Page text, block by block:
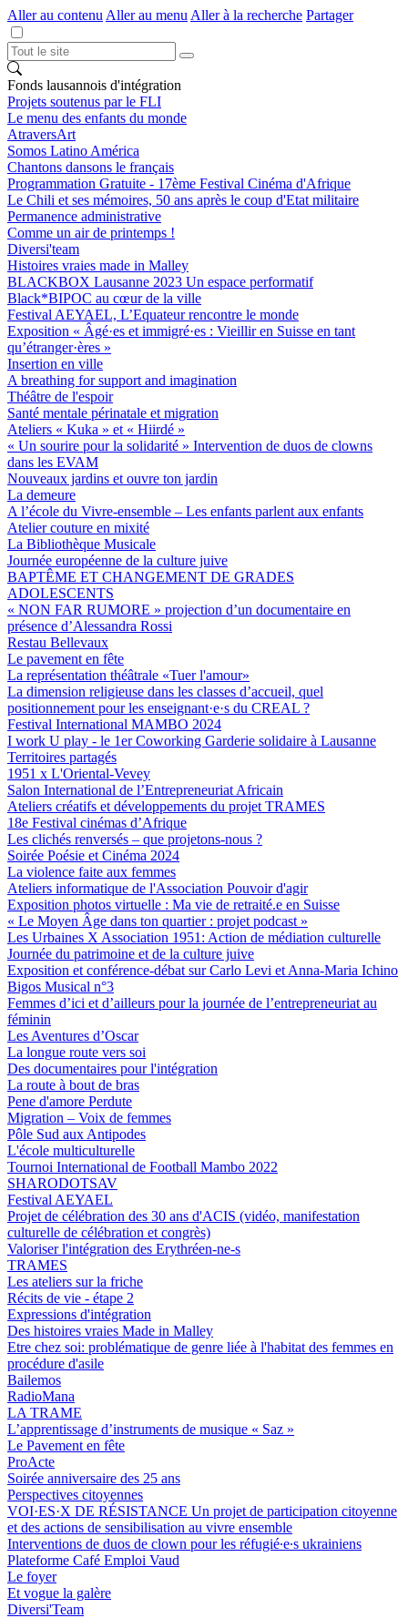
Aller au contenu Aller au menu Aller à la recherche Partager
Fonds lausannois d'intégration
Projets soutenus par le FLI
Le menu des enfants du monde
AtraversArt
Somos Latino América
Chantons dansons le français
Programmation Gratuite - 17ème Festival Cinéma d'Afrique
Le Chili et ses mémoires, 50 ans après le coup d'Etat militaire
Permanence administrative
Comme un air de printemps !
Diversi'team
Histoires vraies made in Malley
BLACKBOX Lausanne 2023 Un espace performatif
Black*BIPOC au cœur de la ville
Festival AEYAEL, L’Equateur rencontre le monde
Exposition « Âgé·es et immigré·es : Vieillir en Suisse en tant
qu’étranger·ères »
Insertion en ville
A breathing for support and imagination
Théâtre de l'espoir
Santé mentale périnatale et migration
Ateliers « Kuka » et « Hiirdé »
« Un sourire pour la solidarité » Intervention de duos de clowns
dans les EVAM
Nouveaux jardins et ouvre ton jardin
La demeure
A l’école du Vivre-ensemble – Les enfants parlent aux enfants
Atelier couture en mixité
La Bibliothèque Musicale
Journée européenne de la culture juive
BAPTÊME ET CHANGEMENT DE GRADES
ADOLESCENTS
« NON FAR RUMORE » projection d’un documentaire en
présence d’Alessandra Rossi
Restau Bellevaux
Le pavement en fête
La représentation théâtrale «Tuer l'amour»
La dimension religieuse dans les classes d’accueil, quel
positionnement pour les enseignant·e·s du CREAL ?
Festival International MAMBO 2024
I work U play - le 1er Coworking Garderie solidaire à Lausanne
Territoires partagés
1951 x L'Oriental-Vevey
Salon International de l’Entrepreneuriat Africain
Ateliers créatifs et développements du projet TRAMES
18e Festival cinémas d’Afrique
Les clichés renversés – que projetons-nous ?
Soirée Poésie et Cinéma 2024
La violence faite aux femmes
Ateliers informatique de l'Association Pouvoir d'agir
Exposition photos virtuelle : Ma vie de retraité.e en Suisse
« Le Moyen Âge dans ton quartier : projet podcast »
Les Urbaines X Association 1951: Action de médiation culturelle
Journée du patrimoine et de la culture juive
Exposition et conférence-débat sur Carlo Levi et Anna-Maria Ichino
Bigos Musical n°3
Femmes d’ici et d’ailleurs pour la journée de l’entrepreneuriat au
féminin
Les Aventures d’Oscar
La longue route vers soi
Des documentaires pour l'intégration
La route à bout de bras
Pene d'amore Perdute
Migration – Voix de femmes
Pôle Sud aux Antipodes
L'école multiculturelle
Tournoi International de Football Mambo 2022
SHARODOTSAV
Festival AEYAEL
Projet de célébration des 30 ans d'ACIS (vidéo, manifestation
culturelle de célébration et congrès)
Valoriser l'intégration des Erythréen-ne-s
TRAMES
Les ateliers sur la friche
Récits de vie - étape 2
Expressions d'intégration
Des histoires vraies Made in Malley
Etre chez soi: problématique de genre liée à l'habitat des femmes en
procédure d'asile
Bailemos
RadioMana
LA TRAME
L’apprentissage d’instruments de musique « Saz »
Le Pavement en fête
ProActe
Soirée anniversaire des 25 ans
Perspectives citoyennes
VOI·ES·X DE RÉSISTANCE Un projet de participation citoyenne
et des actions de sensibilisation au vivre ensemble
Interventions de duos de clown pour les réfugié∙e∙s ukrainiens
Plateforme Café Emploi Vaud
Le foyer
Et vogue la galère
Diversi'Team